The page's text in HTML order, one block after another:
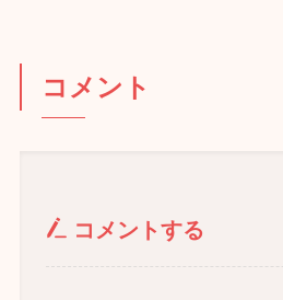
コメント
コメントする